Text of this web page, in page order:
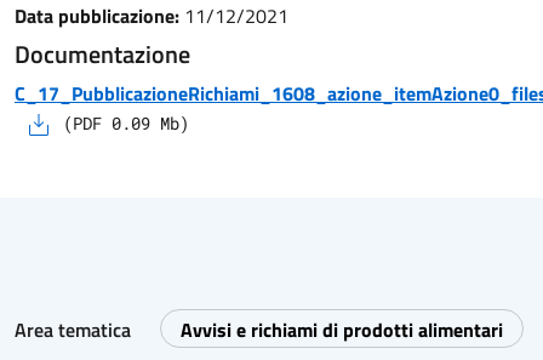
Data pubblicazione: 11/12/2021
Documentazione
(PDF 0.09 Mb)
Area tematica Avvisi e richiami di prodotti alimentari